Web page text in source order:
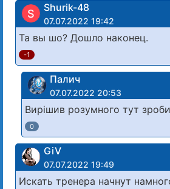
S Shurik-48
07.07.2022 19:42
Та вы шо? Дошло наконец.
-1
Палич
07.07.2022 20:53
Вирішив розумного тут
0
GiV
07.07.2022 19:49
Искать тренера начнут